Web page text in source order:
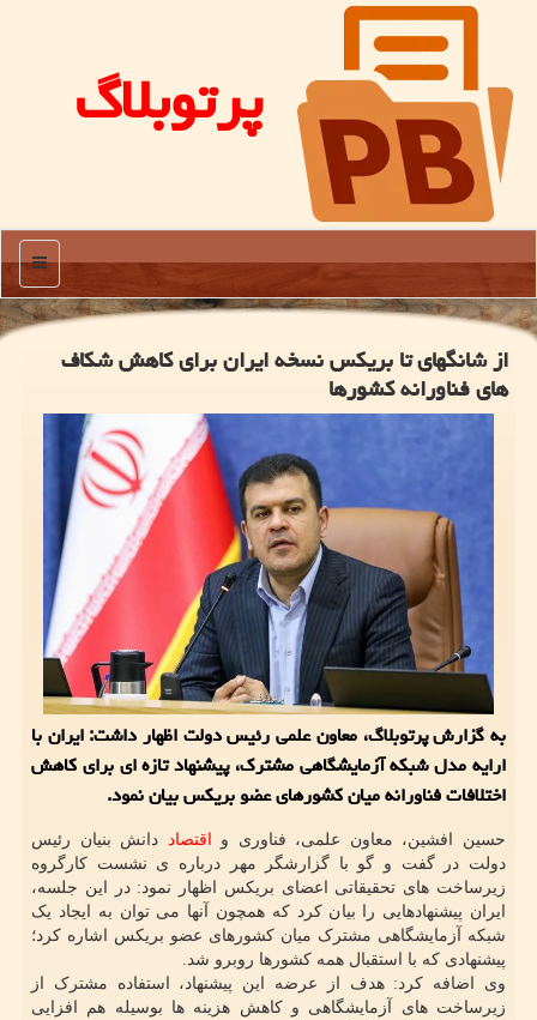
پرتوبلاگ
منو
از شانگهای تا بریکس نسخه ایران برای کاهش شکاف
های فناورانه کشورها
به گزارش پرتوبلاگ، معاون علمی رئیس دولت اظهار داشت: ایران با
ارایه مدل شبکه آزمایشگاهی مشترک، پیشنهاد تازه ای برای کاهش
اختلافات فناورانه میان کشورهای عضو بریکس بیان نمود.
حسین افشین، معاون علمی، فناوری و اقتصاد
دانش بنیان رئیس
دولت در گفت و گو با گزارشگر مهر درباره ی نشست کارگروه
زیرساخت های تحقیقاتی اعضای بریکس اظهار نمود: در این جلسه،
ایران پیشنهادهایی را بیان کرد که همچون آنها می توان به ایجاد یک
شبکه آزمایشگاهی مشترک میان کشورهای عضو بریکس اشاره کرد؛
پیشنهادی که با استقبال همه کشورها روبرو شد.
وی اضافه کرد: هدف از عرضه این پیشنهاد، استفاده مشترک از
زیرساخت های آزمایشگاهی و کاهش هزینه ها بوسیله هم افزایی